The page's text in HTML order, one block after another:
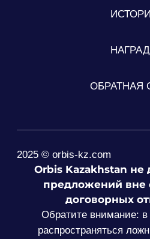
ОБРАТНАЯ
2025 © orbis-kz.com
Orbis Kazakhstan не
предложений вне
договорных
Обратите внимание: в
распространяться